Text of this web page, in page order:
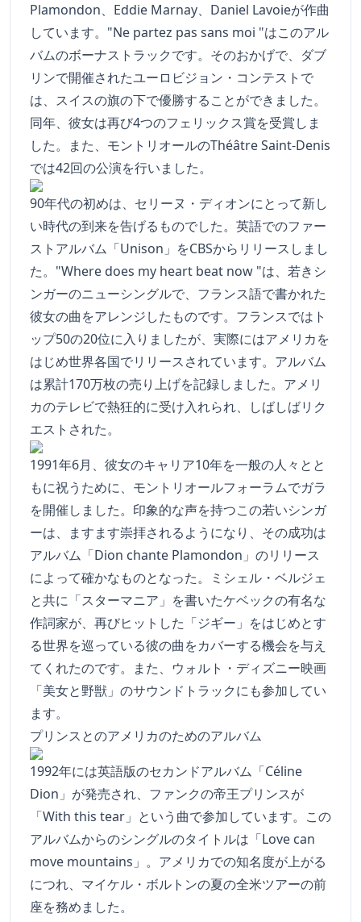
Plamondon、Eddie Marnay、Daniel Lavoieが作曲
しています。"Ne partez pas sans moi "はこのアル
バムのボーナストラックです。そのおかげで、ダブ
リンで開催されたユーロビジョン・コンテストで
は、スイスの旗の下で優勝することができました。
同年、彼女は再び4つのフェリックス賞を受賞しま
した。また、モントリオールのThéâtre Saint-Denis
では42回の公演を行いました。
90年代の初めは、セリーヌ・ディオンにとって新し
い時代の到来を告げるものでした。英語でのファー
ストアルバム「Unison」をCBSからリリースしまし
た。"Where does my heart beat now "は、若きシ
ンガーのニューシングルで、フランス語で書かれた
彼女の曲をアレンジしたものです。フランスではト
ップ50の20位に入りましたが、実際にはアメリカを
はじめ世界各国でリリースされています。アルバム
は累計170万枚の売り上げを記録しました。アメリ
カのテレビで熱狂的に受け入れられ、しばしばリク
エストされた。
1991年6月、彼女のキャリア10年を一般の人々とと
もに祝うために、モントリオールフォーラムでガラ
を開催しました。印象的な声を持つこの若いシンガ
ーは、ますます崇拝されるようになり、その成功は
アルバム「Dion chante Plamondon」のリリース
によって確かなものとなった。ミシェル・ベルジェ
と共に「スターマニア」を書いたケベックの有名な
作詞家が、再びヒットした「ジギー」をはじめとす
る世界を巡っている彼の曲をカバーする機会を与え
てくれたのです。また、ウォルト・ディズニー映画
「美女と野獣」のサウンドトラックにも参加してい
ます。
プリンスとのアメリカのためのアルバム
1992年には英語版のセカンドアルバム「Céline
Dion」が発売され、ファンクの帝王プリンスが
「With this tear」という曲で参加しています。この
アルバムからのシングルのタイトルは「Love can
move mountains」。アメリカでの知名度が上がる
につれ、マイケル・ボルトンの夏の全米ツアーの前
座を務めました。